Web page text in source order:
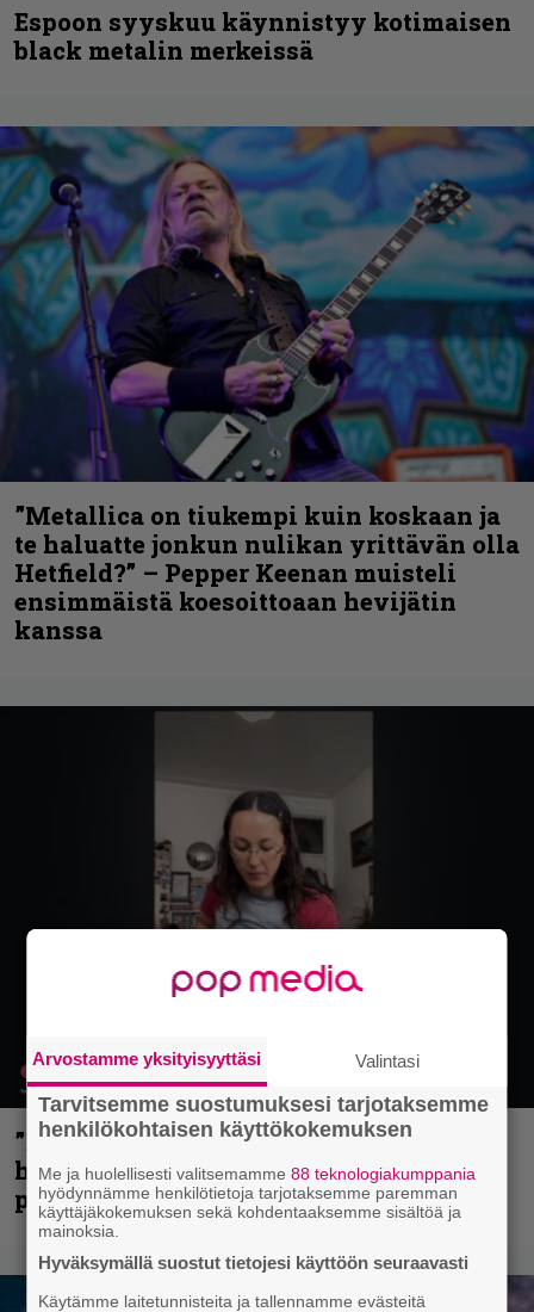
Espoon syyskuu käynnistyy kotimaisen
black metalin merkeissä
”Metallica on tiukempi kuin koskaan ja
te haluatte jonkun nulikan yrittävän olla
Hetfield?” – Pepper Keenan muisteli
ensimmäistä koesoittoaan hevijätin
kanssa
”Mitalini näyttää ihan plektralta” –
huippu-uimari jamittelee Megadethiä
palkinnollaan
Arvostamme yksityisyyttäsi Valintasi
Tarvitsemme suostumuksesi tarjotaksemme
henkilökohtaisen käyttökokemuksen
Me ja huolellisesti valitsemamme88 teknologiakumppania
hyödynnämme henkilötietoja tarjotaksemme paremman
käyttäjäkokemuksen sekä kohdentaaksemme sisältöä ja
mainoksia.
Hyväksymällä suostut tietojesi käyttöön seuraavasti
Käytämme laitetunnisteita ja tallennamme evästeitä